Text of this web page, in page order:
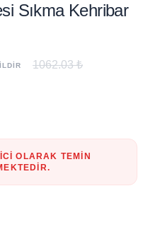
Sıkma Kehribar
1062.03 ₺
OLARAK TEMIN